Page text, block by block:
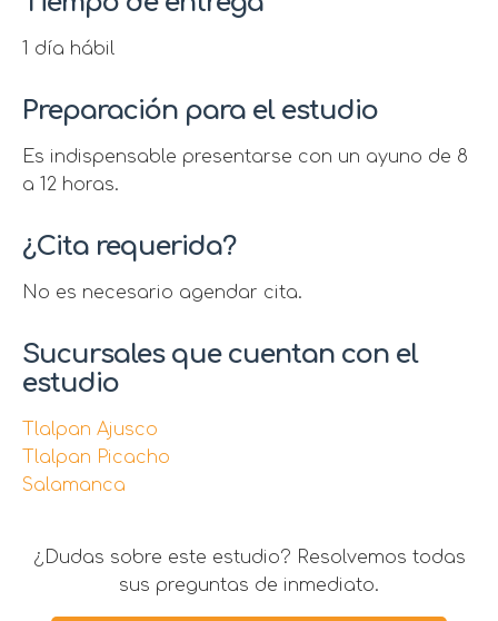
1 día hábil
Preparación para el estudio
Es indispensable presentarse con un ayuno de 8
a 12 horas.
¿Cita requerida?
No es necesario agendar cita.
Sucursales que cuentan con el
estudio
Tlalpan Ajusco
Tlalpan Picacho
Salamanca
¿Dudas sobre este estudio? Resolvemos todas
sus preguntas de inmediato.